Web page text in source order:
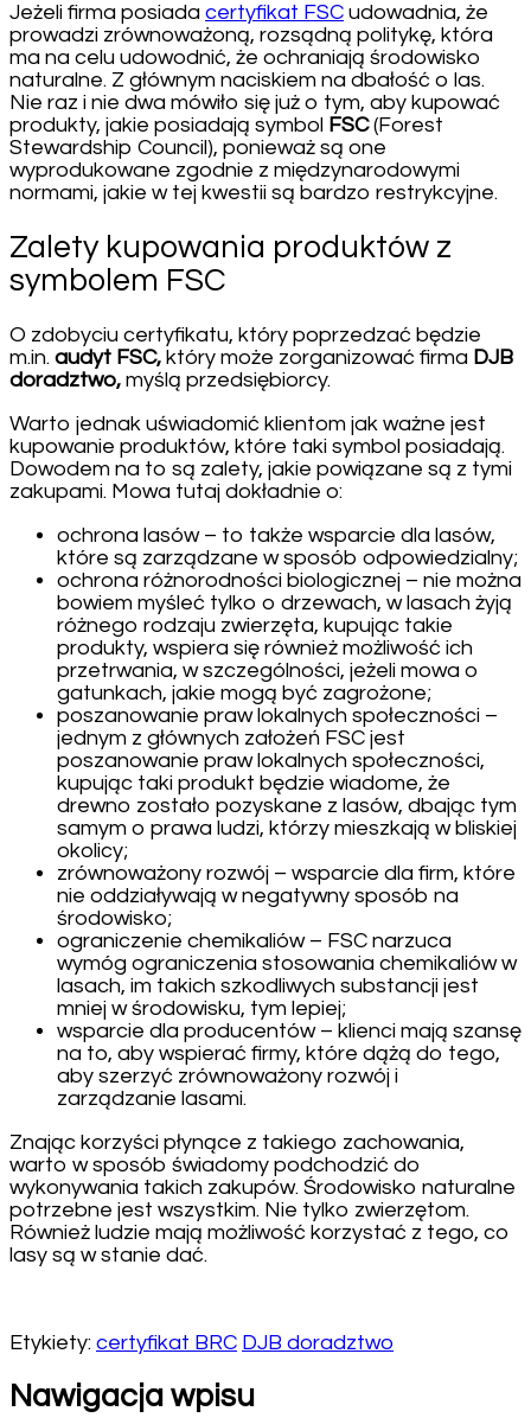
Jeżeli firma posiada certyfikat FSC udowadnia, że
prowadzi zrównoważoną, rozsądną politykę, która
ma na celu udowodnić, że ochraniają środowisko
naturalne. Z głównym naciskiem na dbałość o las.
Nie raz i nie dwa mówiło się już o tym, aby kupować
produkty, jakie posiadają symbol FSC(Forest
Stewardship Council), ponieważ są one
wyprodukowane zgodnie z międzynarodowymi
normami, jakie w tej kwestii są bardzo restrykcyjne.
Zalety kupowania produktów z
symbolem FSC
O zdobyciu certyfikatu, który poprzedzać będzie
m.in. audyt FSC, który może zorganizować firma DJB
doradztwo, myślą przedsiębiorcy.
Warto jednak uświadomić klientom jak ważne jest
kupowanie produktów, które taki symbol posiadają.
Dowodem na to są zalety, jakie powiązane są z tymi
zakupami. Mowa tutaj dokładnie o:
ochrona lasów – to także wsparcie dla lasów,
które są zarządzane w sposób odpowiedzialny;
ochrona różnorodności biologicznej – nie można
bowiem myśleć tylko o drzewach, w lasach żyją
różnego rodzaju zwierzęta, kupując takie
produkty, wspiera się również możliwość ich
przetrwania, w szczególności, jeżeli mowa o
gatunkach, jakie mogą być zagrożone;
poszanowanie praw lokalnych społeczności –
jednym z głównych założeń FSC jest
poszanowanie praw lokalnych społeczności,
kupując taki produkt będzie wiadome, że
drewno zostało pozyskane z lasów, dbając tym
samym o prawa ludzi, którzy mieszkają w bliskiej
okolicy;
zrównoważony rozwój – wsparcie dla firm, które
nie oddziaływają w negatywny sposób na
środowisko;
ograniczenie chemikaliów – FSC narzuca
wymóg ograniczenia stosowania chemikaliów w
lasach, im takich szkodliwych substancji jest
mniej w środowisku, tym lepiej;
wsparcie dla producentów – klienci mają szansę
na to, aby wspierać firmy, które dążą do tego,
aby szerzyć zrównoważony rozwój i
zarządzanie lasami.
Znając korzyści płynące z takiego zachowania,
warto w sposób świadomy podchodzić do
wykonywania takich zakupów. Środowisko naturalne
potrzebne jest wszystkim. Nie tylko zwierzętom.
Również ludzie mają możliwość korzystać z tego, co
lasy są w stanie dać.
Etykiety: certyfikat BRC DJB doradztwo
Nawigacja wpisu